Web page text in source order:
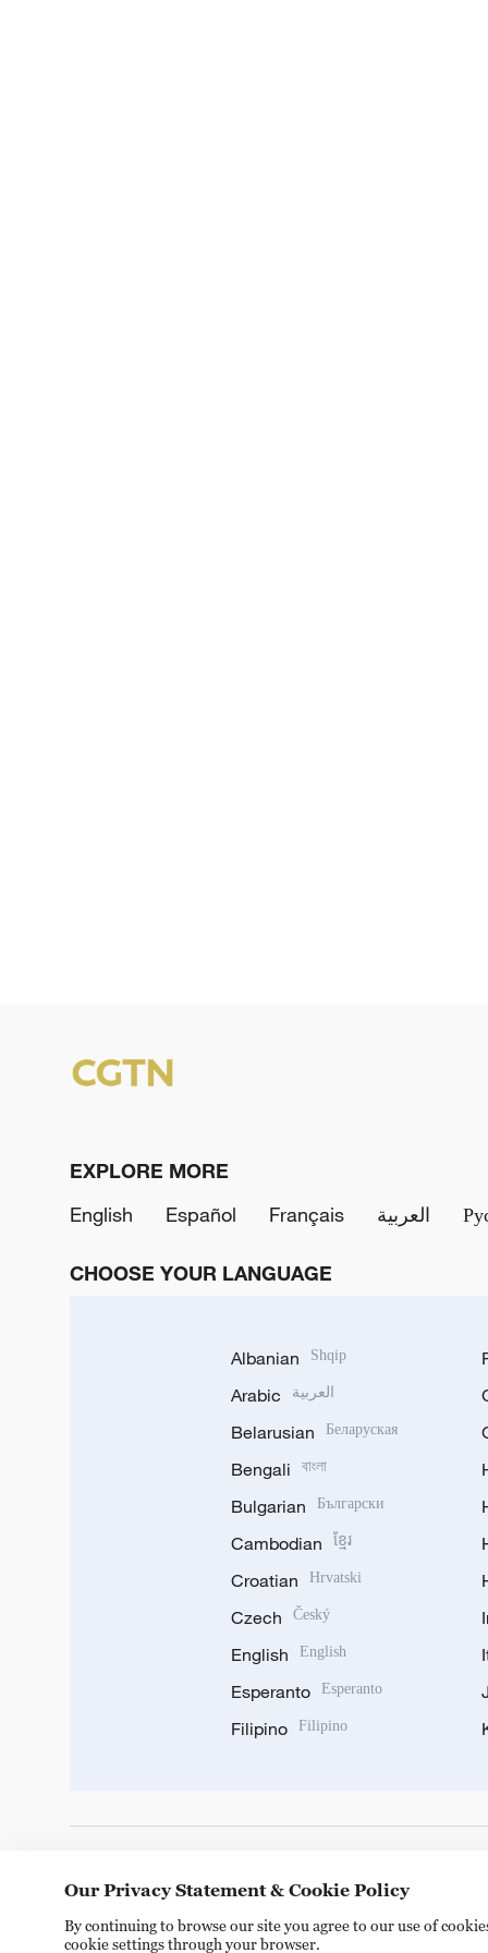
EXPLORE MORE
English
Español Français العربية
CHOOSE YOUR LANGUAGE
Albanian Shqip
Arabic العربية
Belarusian Беларуская
Bengali বাংলা
Bulgarian Български
Cambodian ខ្មែរ
Croatian Hrvatski
Czech Český
English English
Esperanto Esperanto
Filipino Filipino
Our Privacy Statement & Cookie Policy
By continuing to browse our site you agree to our use of
cookie settings through your browser.